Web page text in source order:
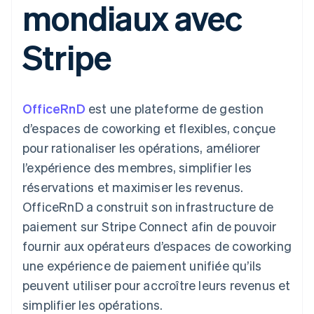
Moyens de
paiement
de 125
Terminal
Paiements en
Authorization
Acceptation
optimisée
Paiements
accélérés
Connections
Comptes
associés
Comptabilité
automatisée
des données
intégrables
Product roadmap
l’application
Marketplaces
Gestion financière
SaaS
Par secteur
Entreprises d'IA
Économie des
créateurs
Jeux
loisirs
Assurance
Médias et
divertissements
Organisations à but
non lucratif
Services aux
entreprises
Secteur public
Gérer des
abonnements
Proposer une
Émettre des cartes
bancaires adossées à
services avec des
agents
Ressources
Intégrations
d'applications
Exemples de code
Blog des développeurs
État de l'API
Entreprise
produits
Sessions : conférence
Communiqués de
presse
Stripe Press
Contact
Contacter notre équipe
Devenir partenaire
mondiaux avec
Stripe
OfficeRnD est une plateforme de gestion
d’espaces de coworking et flexibles, conçue
pour rationaliser les opérations, améliorer
l’expérience des membres, simplifier les
réservations et maximiser les revenus.
OfficeRnD a construit son infrastructure de
paiement sur Stripe Connect afin de pouvoir
fournir aux opérateurs d’espaces de coworking
une expérience de paiement unifiée qu’ils
peuvent utiliser pour accroître leurs revenus et
simplifier les opérations.